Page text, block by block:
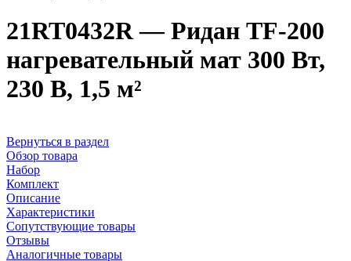
21RT0432R — Ридан TF-200
нагревательный мат 300 Вт,
230 В, 1,5 м²
Вернуться в раздел
Обзор товара
Набор
Комплект
Описание
Характеристики
Сопутствующие товары
Отзывы
Аналогичные товары